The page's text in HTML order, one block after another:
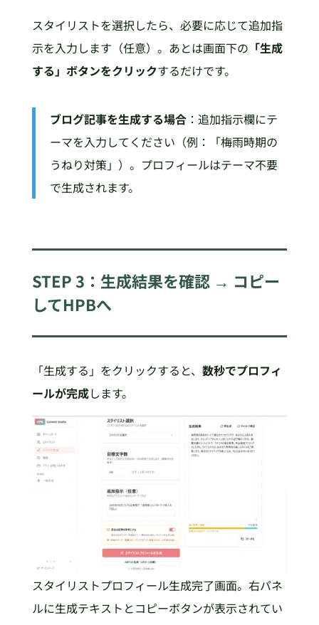
スタイリストを選択したら、必要に応じて追加指
示を入力します（任意）。あとは画面下の 「生成
する」ボタンをクリックするだけです。
ブログ記事を生成する場合：追加指示欄にテ
ーマを入力してください（例：「梅雨時期の
うねり対策」）。プロフィールはテーマ不要
で生成されます。
STEP 3：生成結果を確認 → コピー
してHPBへ
「生成する」をクリックすると、 数秒でプロフィ
ールが完成します。
スタイリストプロフィール生成完了画面。右パネ
ルに生成テキストとコピーボタンが表示されてい